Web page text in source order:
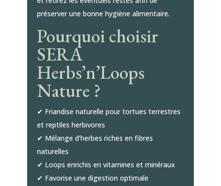
préserver une bonne hygiène alimentaire.
Pourquoi choisir
SERA
Herbs’n’Loops
Nature ?
✔ Friandise naturelle pour tortues terrestres
et reptiles herbivores
✔ Mélange d’herbes riches en fibres
naturelles
✔ Loops enrichis en vitamines et minéraux
✔ Favorise une digestion optimale